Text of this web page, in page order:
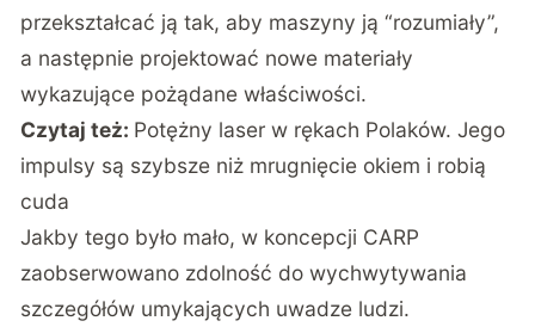
przekształcać ją tak, aby maszyny ją “rozumiały”,
a następnie projektować nowe materiały
wykazujące pożądane właściwości.
Czytaj też: Potężny laser w rękach Polaków. Jego
impulsy są szybsze niż mrugnięcie okiem i robią
cuda
Jakby tego było mało, w koncepcji CARP
zaobserwowano zdolność do wychwytywania
szczegółów umykających uwadze ludzi.